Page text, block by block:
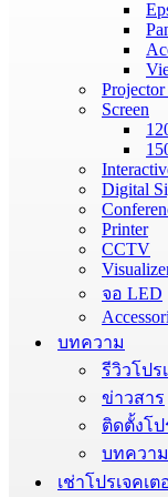
Screen
Digital
Printer
CCTV
จอ LED
บทความ
รีวิวโปร
ข่าวสาร
ติดตั้งโป
บทความ
เช่าโปรเจคเต